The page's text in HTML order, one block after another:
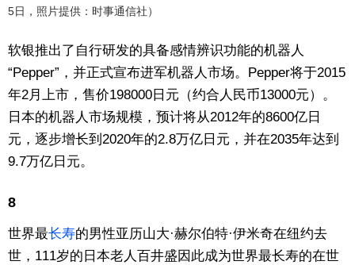
5日，照片提供：时事通信社）
软银推出了自行研发的具备感情辨识功能的机器人
“Pepper”，并正式宣布进军机器人市场。Pepper将于2015
年2月上市，售价198000日元（约合人民币13000元）。
日本的机器人市场规模，预计将从2012年的8600亿日
元，逐步增长到2020年的2.8万亿日元，并在2035年达到
9.7万亿日元。
8
世界最长寿的男性亚历山大·赫尔伯特·伊米奇在纽约去
世，111岁的日本老人百井盛因此成为世界最长寿的在世